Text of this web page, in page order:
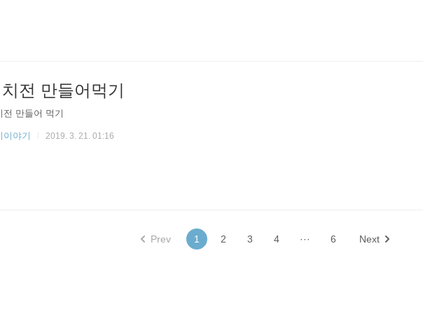
전 만들어먹기
전 만들어 먹기
이야기 2019. 3. 21. 01:16
Prev 1 2 3 4 ··· 6 Next